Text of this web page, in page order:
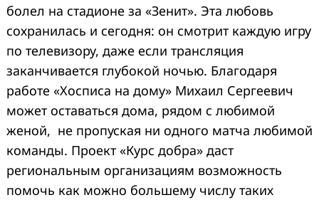
болел на стадионе за «Зенит». Эта любовь
сохранилась и сегодня: он смотрит каждую игру
по телевизору, даже если трансляция
заканчивается глубокой ночью. Благодаря
работе «Хосписа на дому» Михаил Сергеевич
может оставаться дома, рядом с любимой
женой, не пропуская ни одного матча любимой
команды. Проект «Курс добра» даст
региональным организациям возможность
помочь как можно большему числу таких